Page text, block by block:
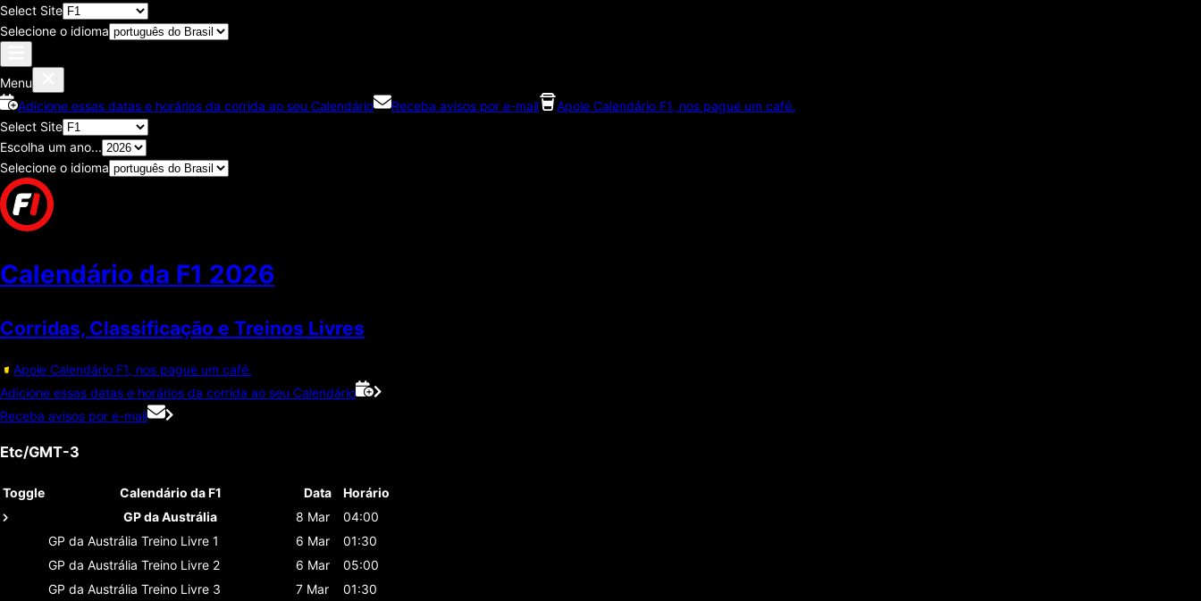
Select Site
Selecione o idioma
Menu
Adicione essas datas e horários da corrida ao seu Calendário
Receba avisos por e-mail
Apoie Calendário F1, nos pague um café.
Select Site
Escolha um ano...
Selecione o idioma
Calendário da F1 2026
Corridas, Classificaçāo e Treinos Livres
Apoie Calendário F1, nos pague um café.
Adicione essas datas e horários da corrida ao seu Calendário
Receba avisos por e-mail
Etc/GMT-3
Toggle Calendário da F1 Data
Horário
GP da Austrália
8 Mar
04:00
GP da Austrália Treino Livre 1 6 Mar
01:30
GP da Austrália Treino Livre 2 6 Mar
05:00
GP da Austrália Treino Livre 3 7 Mar
01:30